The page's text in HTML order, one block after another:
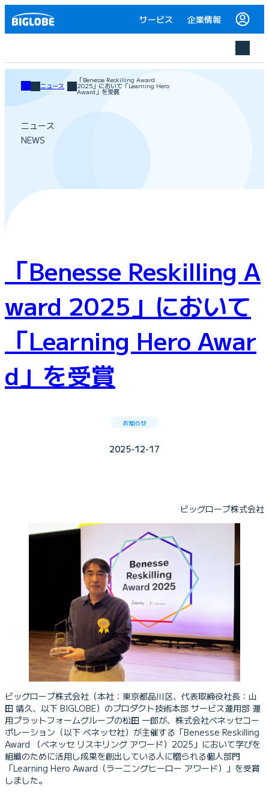
サービス 企業情報
ニュース
「Benesse Reskilling Award
2025」において「Learning Hero
Award」を受賞
ニュース
NEWS
「Benesse Reskilling A
ward 2025」において
「Learning Hero Awar
d」を受賞
お知らせ
2025-12-17
ビッグローブ株式会社
ビッグローブ株式会社（本社：東京都品川区、代表取締役社長：山
田 靖久、以下 BIGLOBE）のプロダクト技術本部 サービス運用部 運
用プラットフォームグループの松田 一郎が、株式会社ベネッセコー
ポレーション（以下 ベネッセ社）が主催する「Benesse Reskilling
Award （ベネッセ リスキリング アワード）2025」において学びを
組織のために活用し成果を創出している人に贈られる個人部門
「Learning Hero Award（ラーニングヒーロー アワード）」を受賞
しました。